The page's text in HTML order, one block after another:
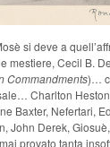
si deve a
mestiere, Cecil B.
Commandments)…
Charlton
Baxter, Nefertari,
John Derek,
provato tanta